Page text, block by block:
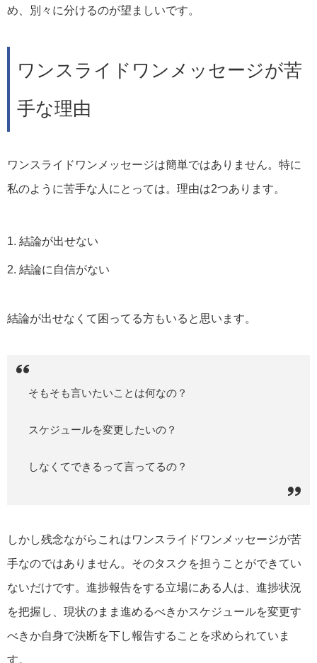
め、別々に分けるのが望ましいです。
ワンスライドワンメッセージが苦
手な理由
ワンスライドワンメッセージは簡単ではありません。特に
私のように苦手な人にとっては。理由は2つあります。
結論が出せない
結論に自信がない
結論が出せなくて困ってる方もいると思います。
そもそも言いたいことは何なの？
スケジュールを変更したいの？
しなくてできるって言ってるの？
しかし残念ながらこれはワンスライドワンメッセージが苦
手なのではありません。そのタスクを担うことができてい
ないだけです。進捗報告をする立場にある人は、進捗状況
を把握し、現状のまま進めるべきかスケジュールを変更す
べきか自身で決断を下し報告することを求められていま
す。